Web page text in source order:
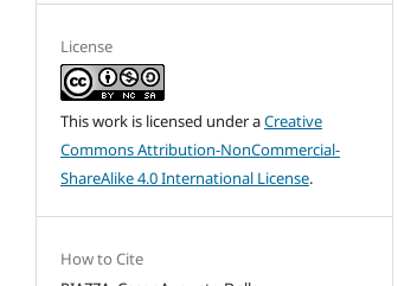
License
This work is licensed under aCreative
Commons Attribution-NonCommercial-
ShareAlike 4.0 International License.
How to Cite